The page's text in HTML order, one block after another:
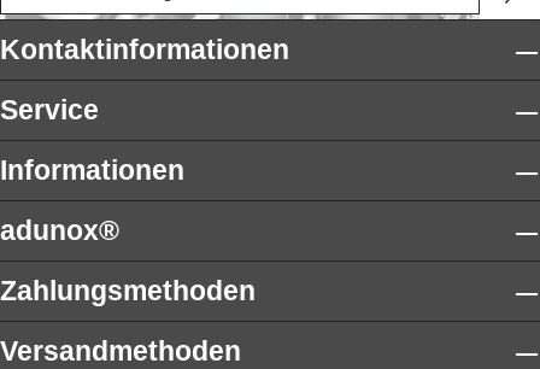
Kontaktinformationen
Service
Informationen
adunox®
Zahlungsmethoden
Versandmethoden